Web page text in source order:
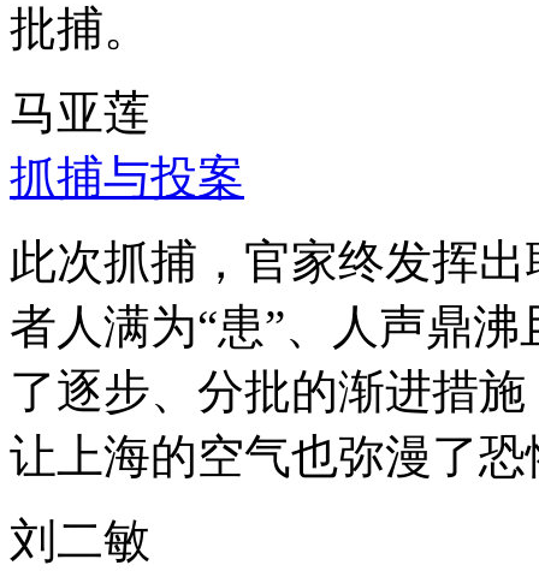
批捕。
马亚莲
抓捕与投案
此次抓捕，官家终发挥
者人满为“患”、人声鼎
了逐步、分批的渐进措
让上海的空气也弥漫了
刘二敏